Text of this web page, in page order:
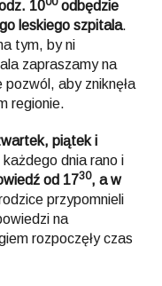
10
odbędzie
leskiego szpitala.
tym, by ni
zapraszamy na
aby zniknęła
regionie.
piątek i
dnia rano i
od 1730, a w
przypomnieli
na
rozpoczęły czas